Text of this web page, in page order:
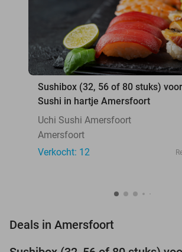
Sushibox (32, 56 of 80 stuks)
Sushi in hartje Amersfoort
Uchi Sushi Amersfoort
Amersfoort
Verkocht: 12
Deals in Amersfoort